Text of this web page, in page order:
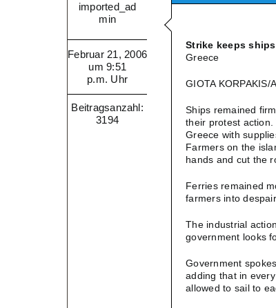
imported_ad
min
Februar 21, 2006
um 9:51
p.m. Uhr
Beitragsanzahl:
3194
Strike keeps
Greece
GIOTA KORPAKIS/
Ships remained
their protest
Greece with
Farmers on the
hands and cut the
Ferries remained
farmers into
The industrial
government looks
Government
adding that in
allowed to sail to